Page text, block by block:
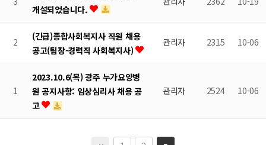
개설되었습니다.
2
(긴급)종합사회복지사 직원 채용
공고(팀장-경력직 사회복지사)
관리자 2315 10-06
1
2023.10.6(목) 광주 누가요양병
원 공지사항: 임상심리사 채용 공
고
관리자 2524 10-06